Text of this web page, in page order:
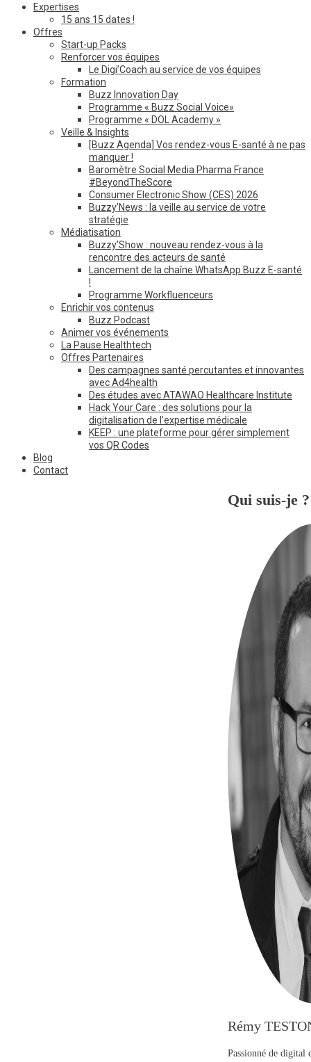
Expertises
15 ans 15 dates !
Offres
Start-up Packs
Renforcer vos équipes
Le Digi’Coach au service de vos équipes
Formation
Buzz Innovation Day
Programme « Buzz Social Voice»
Programme « DOL Academy »
Veille & Insights
[Buzz Agenda] Vos rendez-vous E-santé à ne pas
manquer !
Baromètre Social Media Pharma France
#BeyondTheScore
Consumer Electronic Show (CES) 2026
Buzzy’News : la veille au service de votre
stratégie
Médiatisation
Buzzy’Show : nouveau rendez-vous à la
rencontre des acteurs de santé
Lancement de la chaîne WhatsApp Buzz E-santé
!
Programme Workfluenceurs
Enrichir vos contenus
Buzz Podcast
Animer vos événements
La Pause Healthtech
Offres Partenaires
Des campagnes santé percutantes et innovantes
avec Ad4health
Des études avec ATAWAO Healthcare Institute
Hack Your Care : des solutions pour la
digitalisation de l’expertise médicale
KEEP : une plateforme pour gérer simplement
vos QR Codes
Blog
Contact
Qui suis-je ?
Rémy
Passionné de digital